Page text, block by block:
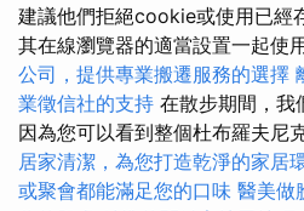
建議他們拒絕cookie或使用已
其在線瀏覽器的適當設置一起使
公司，提供專業搬遷服務的選擇
業徵信社的支持 在散步期間，我
因為您可以看到整個杜布羅夫尼
居家清潔，為您打造乾淨的家居
或聚會都能滿足您的口味 醫美做